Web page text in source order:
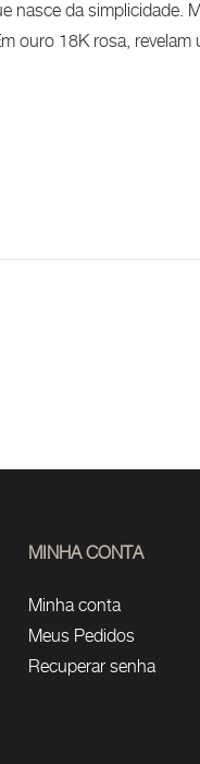
da simplicidade.
ouro 18K rosa,
MINHA CONTA
Minha conta
Meus Pedidos
Recuperar senha